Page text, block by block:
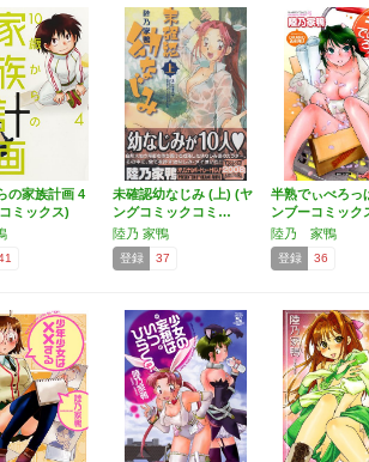
の家族計画 4
ミックス)
未確認幼なじみ (上) (ヤ
ングコミックコミ…
陸乃 家鴨
登録 37
半熟でぃべろっ
ンブーコミッ
陸乃 家鴨
登録 36